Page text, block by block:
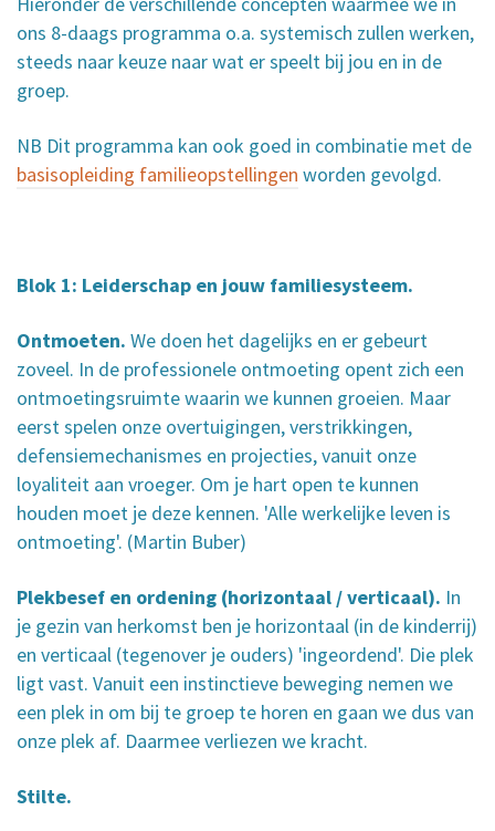
ons 8-daags programma o.a. systemisch zullen werken,
steeds naar keuze naar wat er speelt bij jou en in de
groep.
NB Dit programma kan ook goed in combinatie met de
basisopleiding familieopstellingen worden gevolgd.
Blok 1: Leiderschap en jouw familiesysteem.
Ontmoeten. We doen het dagelijks en er gebeurt
zoveel. In de professionele ontmoeting opent zich een
ontmoetingsruimte waarin we kunnen groeien. Maar
eerst spelen onze overtuigingen, verstrikkingen,
defensiemechanismes en projecties, vanuit onze
loyaliteit aan vroeger. Om je hart open te kunnen
houden moet je deze kennen. 'Alle werkelijke leven is
ontmoeting'. (Martin Buber)
Plekbesef en ordening (horizontaal / verticaal). In
je gezin van herkomst ben je horizontaal (in de kinderrij)
en verticaal (tegenover je ouders) 'ingeordend'. Die plek
ligt vast. Vanuit een instinctieve beweging nemen we
een plek in om bij te groep te horen en gaan we dus van
onze plek af. Daarmee verliezen we kracht.
Stilte.